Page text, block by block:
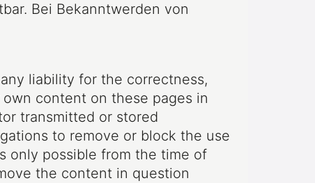
Bei Bekanntwerden von
liability for the correctness,
content on these pages in
transmitted or stored
to remove or block the use
only possible from the time of
the content in question